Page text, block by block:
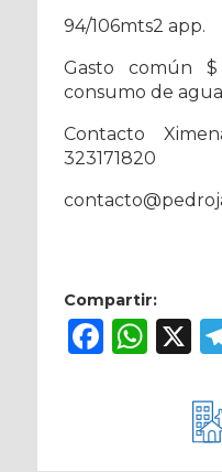
94/106mts2 app.
Gasto común $
consumo de
Contacto
323171820
Compartir:
X